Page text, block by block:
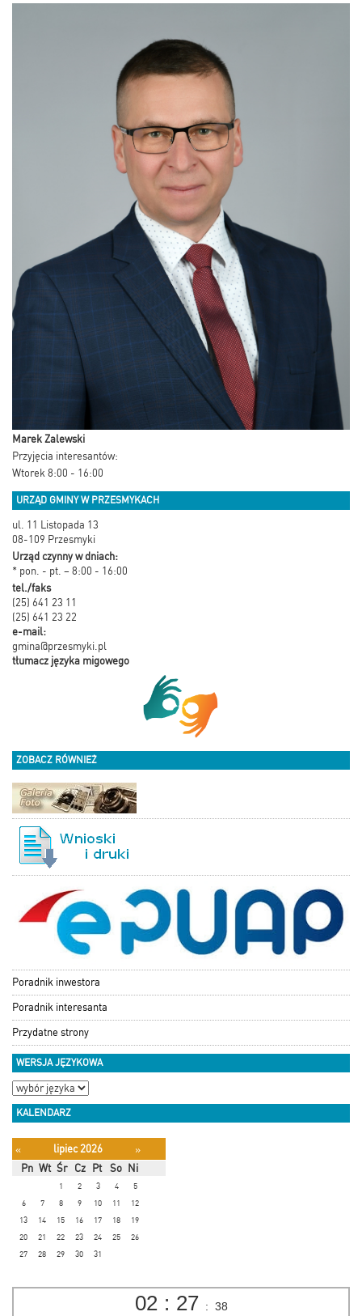
Marek Zalewski
Przyjęcia interesantów:
Wtorek 8:00 - 16:00
URZĄD GMINY W PRZESMYKACH
ul. 11 Listopada 13
08-109 Przesmyki
Urząd czynny w dniach:
* pon. - pt. – 8:00 - 16:00
tel./faks
(25) 641 23 11
(25) 641 23 22
e-mail:
gmina@przesmyki.pl
tłumacz języka migowego
ZOBACZ RÓWNIEŻ
Poradnik inwestora
Poradnik interesanta
Przydatne strony
WERSJA JĘZYKOWA
KALENDARZ
« lipiec 2026
»
Pn Wt Śr Cz Pt So Ni
1 2 3 4
5
6
7 8 9 10 11
12
13
14 15 16 17 18
19
20
21 22 23 24 25
26
27
28 29 30 31
02 : 27 : 38